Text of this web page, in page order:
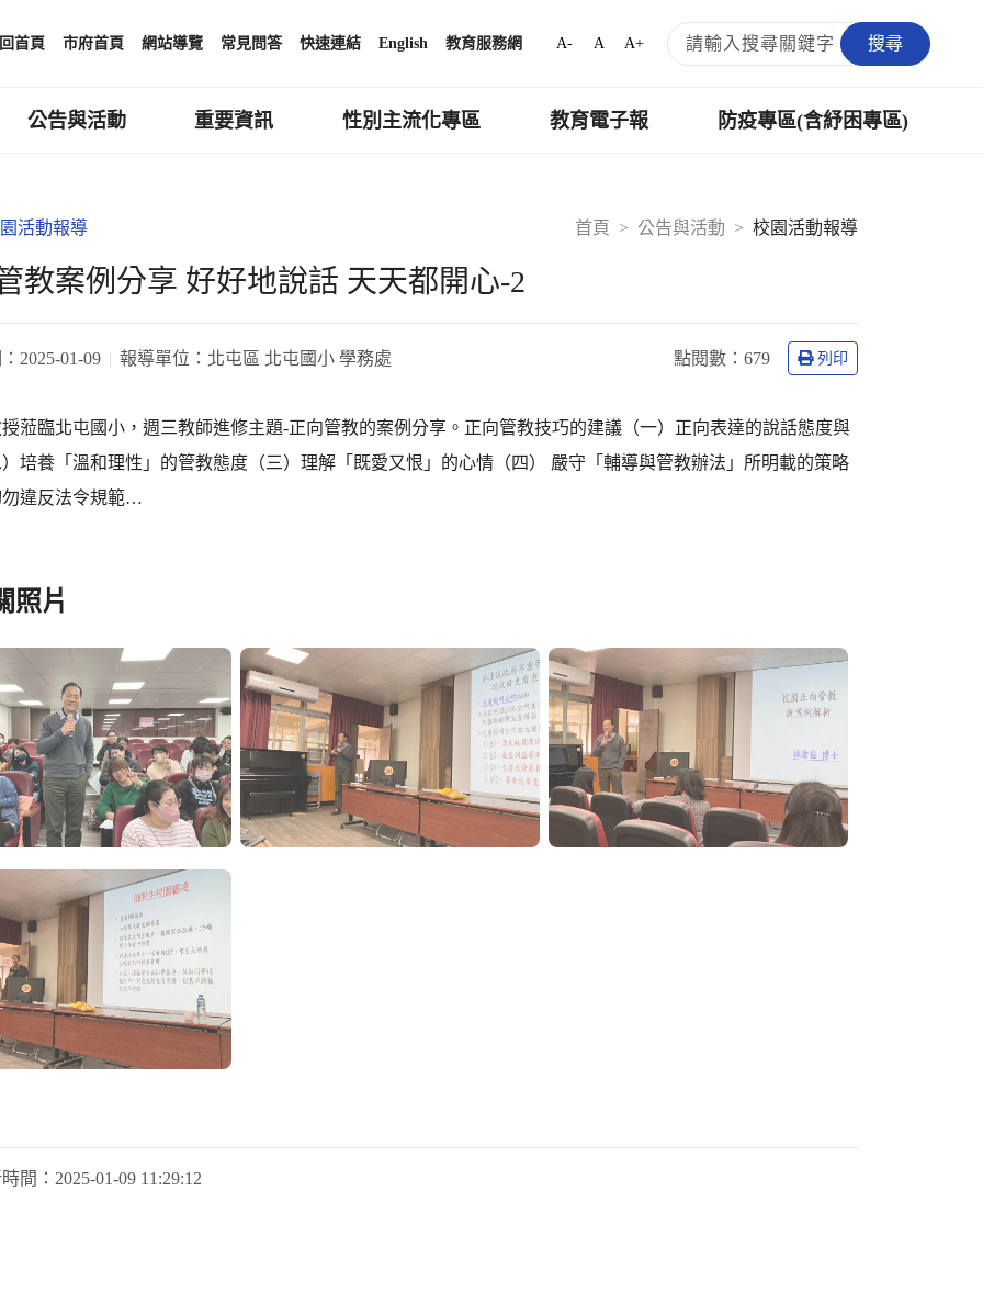
回首頁 市府首頁 網站導覽 常見問答 快速連結 English 教育服務網 A- A A+ 搜尋
公告與活動 重要資訊 性別主流化專區 教育電子報 防疫專區(含紓困專區)
首頁 公告與活動 校園活動報導
活動報導
教案例分享 好好地說話 天天都開心-2
2025-01-09 報導單位： 北屯區 北屯國小 學務處 點閱數： 679 列印
蒞臨北屯國小，週三教師進修主題-正向管教的案例分享。正向管教技巧的建議（一）正向表達的說話態度與
培養「溫和理性」的管教態度（三）理解「既愛又恨」的心情（四） 嚴守「輔導與管教辦法」所明載的策略
勿違反法令規範…
照片
間： 2025-01-09 11:29:12